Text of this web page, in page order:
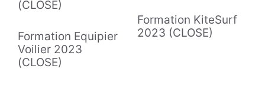
Formation Equipier
Voilier 2023
(CLOSE)
Formation KiteSurf
2023 (CLOSE)